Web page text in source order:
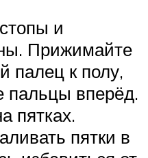
и
Прижимайте
палец к полу,
пальцы вперёд.
пятках.
пятки в